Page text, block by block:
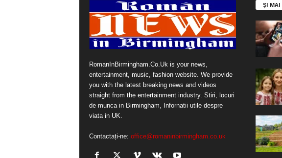
RomanInBirmingham.Co.Uk is your news,
entertainment, music, fashion website. We provide
you with the latest breaking news and videos
straight from the entertainment industry. Stiri, locuri
de munca in Birmingham, Infornatii utile despre
viata in UK.
Contactați-ne: office@romaninbirmingham.co.uk
ȘI MAI